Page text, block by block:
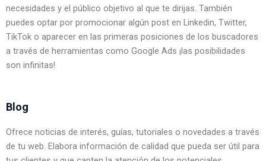
necesidades y el público objetivo al que te dirijas. También
puedes optar por promocionar algún post en Linkedin, Twitter,
TikTok o aparecer en las primeras posiciones de los buscadores
a través de herramientas como Google Ads ¡las posibilidades
son infinitas!
Blog
Ofrece noticias de interés, guías, tutoriales o novedades a través
de tu web. Elabora información de calidad que pueda ser útil para